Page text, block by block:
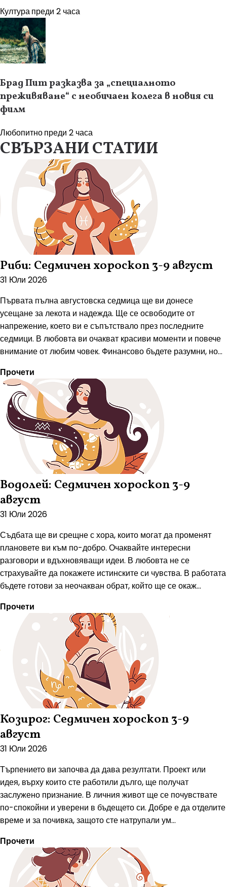
Културапреди 2 часа
Брад Пит разказва за „специалното
преживяване“ с необичаен колега в новия си
филм
Любопитнопреди 2 часа
СВЪРЗАНИ СТАТИИ
Риби: Седмичен хороскоп 3-9 август
31 Юли 2026
Първата пълна августовска седмица ще ви донесе
усещане за лекота и надежда. Ще се освободите от
напрежение, което ви е съпътствало през последните
седмици. В любовта ви очакват красиви моменти и повече
внимание от любим човек. Финансово бъдете разумни, но...
Прочети
Водолей: Седмичен хороскоп 3-9
август
31 Юли 2026
Съдбата ще ви срещне с хора, които могат да променят
плановете ви към по-добро. Очаквайте интересни
разговори и вдъхновяващи идеи. В любовта не се
страхувайте да покажете истинските си чувства. В работата
бъдете готови за неочакван обрат, който ще се окаж...
Прочети
Козирог: Седмичен хороскоп 3-9
август
31 Юли 2026
Търпението ви започва да дава резултати. Проект или
идея, върху които сте работили дълго, ще получат
заслужено признание. В личния живот ще се почувствате
по-спокойни и уверени в бъдещето си. Добре е да отделите
време и за почивка, защото сте натрупали ум...
Прочети